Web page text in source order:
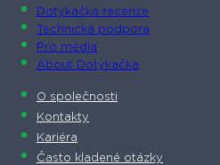
Dotykačka recenze
Technická podpora
Pro média
About Dotykačka
O společnosti
Kontakty
Kariéra
Často kladené otázky